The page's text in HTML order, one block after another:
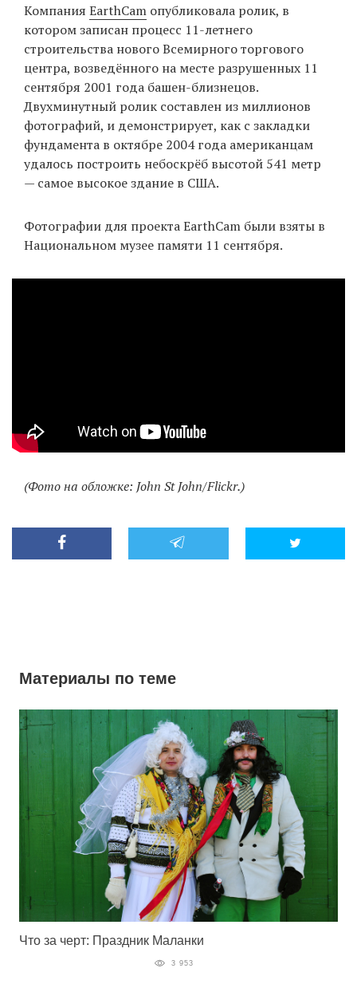
EN
UA
Компания EarthCam опубликовала ролик, в
котором записан процесс 11-летнего
строительства нового Всемирного торгового
центра, возведённого на месте разрушенных 11
сентября 2001 года башен-близнецов.
Двухминутный ролик составлен из миллионов
фотографий, и демонстрирует, как с закладки
фундамента в октябре 2004 года американцам
удалось построить небоскрёб высотой 541 метр
— самое высокое здание в США.
Фотографии для проекта EarthCam были взяты в
Национальном музее памяти 11 сентября.
(Фото на обложке: John St John/Flickr.)
Материалы по теме
Что за черт: Праздник Маланки
3 953